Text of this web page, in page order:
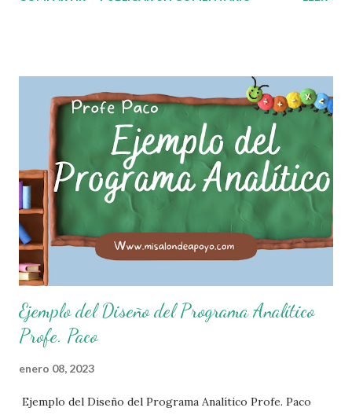
normas con responsabilidad en un futuro será un ciudadano
pequeños, entiendan, analizan y practiquen las grandes
responsabilidades que conlleva ser un buen ciudadano. A
continuación les compartimos algunos ejemplos de reglas
de salón de clases: 1. Cumplo con mis tareas y trabajos. 2.
Cuidado mi higiene personal. 3. Levanto la mano para
hablar. 4. Pido permiso para ir al baño 5. Deposito la
basura en su lugar. 6. Cumplo con mis útiles esc...
Ejemplo del Diseño del Programa Analítico
Profe. Paco
enero 08, 2023
Ejemplo del Diseño del Programa Analítico Profe. Paco